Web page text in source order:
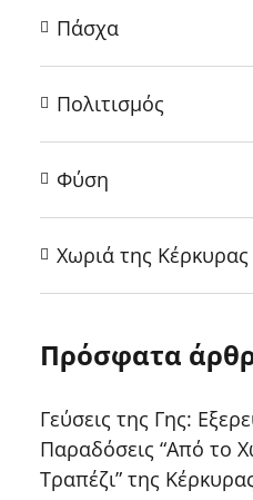
Πάσχα
Πολιτισμός
Φύση
Χωριά της Κέρκυρας
Πρόσφατα
Γεύσεις της Γης:
Παραδόσεις “Από το
Τραπέζι” της